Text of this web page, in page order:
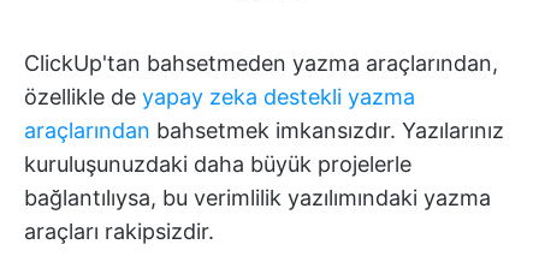
ClickUp'tan bahsetmeden yazma araçlarından,
özellikle de yapay zeka destekli yazma
araçlarından bahsetmek imkansızdır. Yazılarınız
kuruluşunuzdaki daha büyük projelerle
bağlantılıysa, bu verimlilik yazılımındaki yazma
araçları rakipsizdir.